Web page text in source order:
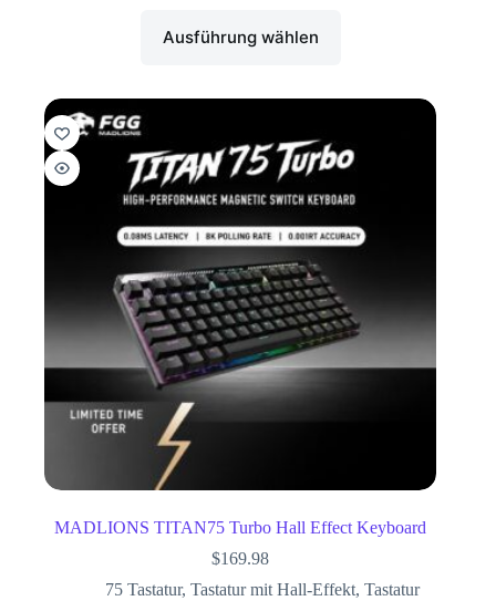
Ausführung wählen
MADLIONS TITAN75 Turbo Hall Effect Keyboard
$169.98
75 Tastatur,Tastatur mit Hall-Effekt,Tastatur